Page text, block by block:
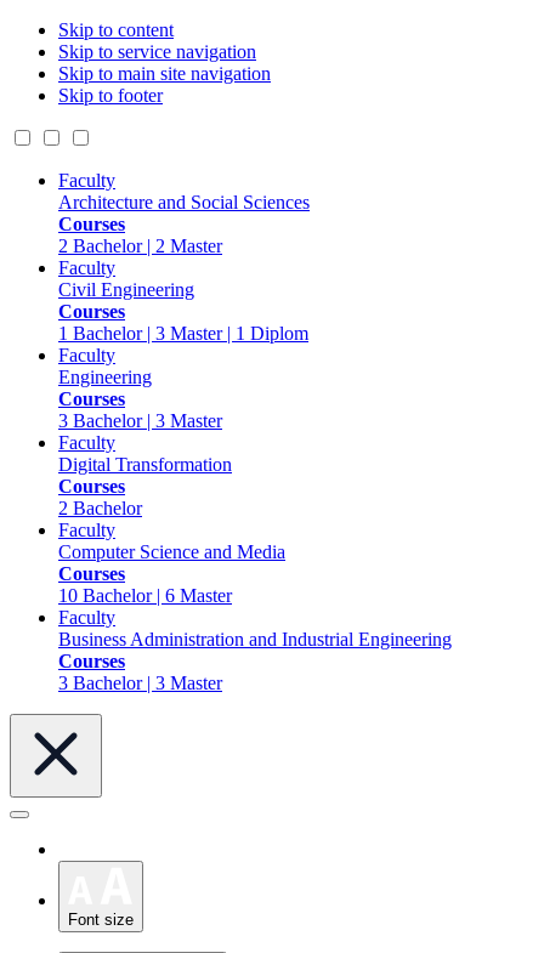
Skip to content
Skip to service navigation
Skip to main site navigation
Skip to footer
Faculty
Architecture and Social Sciences
Courses
2 Bachelor | 2 Master
Faculty
Civil Engineering
Courses
1 Bachelor | 3 Master | 1 Diplom
Faculty
Engineering
Courses
3 Bachelor | 3 Master
Faculty
Digital Transformation
Courses
2 Bachelor
Faculty
Computer Science and Media
Courses
10 Bachelor | 6 Master
Faculty
Business Administration and Industrial Engineering
Courses
3 Bachelor | 3 Master
Font size